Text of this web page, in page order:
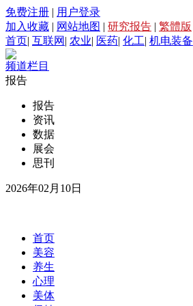
免费注册 | 用户登录
加入收藏 | 网站地图 | 研究报告 | 繁體版
首页| 互联网 | 农业| 医药| 化工| 机电装备
频道栏目
报告
报告
资讯
数据
展会
思刊
2026年02月10日
首页
美容
养生
心理
美体